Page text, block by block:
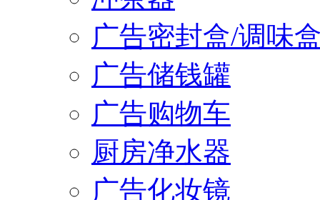
广告密封盒/调味
广告储钱罐
广告购物车
厨房净水器
广告化妆镜